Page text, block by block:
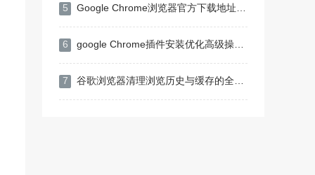
5 Google Chrome浏览器官方下载地址快速获取方法
6 google Chrome插件安装优化高级操作技巧
7 谷歌浏览器清理浏览历史与缓存的全流程